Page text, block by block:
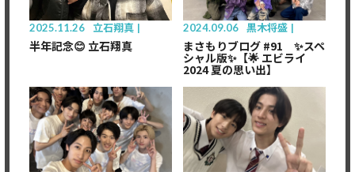
2025.11.26 立石翔真
半年記念😊 立石翔真
2024.09.06 黒木将盛
まさもりブログ #91 ✨スペ
シャル版✨【🌟 エビライ
2024 夏の思い出】